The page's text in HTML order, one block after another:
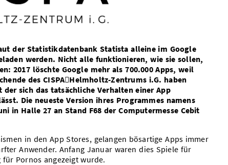
der Statistikdatenbank Statista alleine im Google
werden. Nicht alle funktionieren, wie sie sollen,
2017 löschte Google mehr als 700.000 Apps, weil
des CISPAHelmholtz-Zentrums i.G. haben
sich das tatsächliche Verhalten einer App
Die neueste Version ihres Programmes namens
in Halle 27 an Stand F68 der Computermesse Cebit
in den App Stores, gelangen bösartige Apps immer
Anwender. Anfang Januar waren dies Spiele für
Pornos angezeigt wurde.